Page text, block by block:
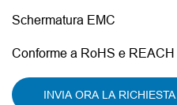
Schermatura EMC
Conforme a RoHS e REACH
INVIA ORA LA